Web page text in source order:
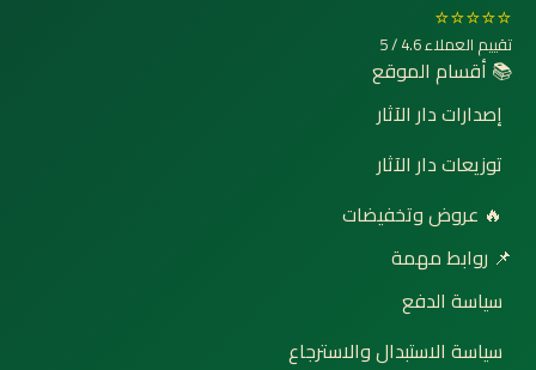
⭐⭐⭐⭐⭐
تقييم العملاء 4.6 / 5
📚 أقسام الموقع
إصدارات دار الآثار
توزيعات دار الآثار
🔥 عروض وتخفيضات
📌 روابط مهمة
سياسة الدفع
سياسة الاستبدال والاسترجاع